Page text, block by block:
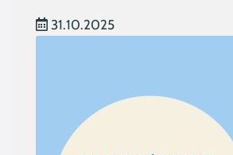
31.10.2025